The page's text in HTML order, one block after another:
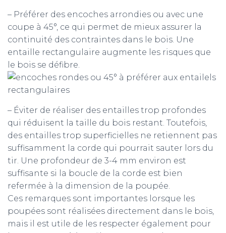
– Préférer des encoches arrondies ou avec une
coupe à 45°, ce qui permet de mieux assurer la
continuité des contraintes dans le bois. Une
entaille rectangulaire augmente les risques que
le bois se défibre.
– Éviter de réaliser des entailles trop profondes
qui réduisent la taille du bois restant. Toutefois,
des entailles trop superficielles ne retiennent pas
suffisamment la corde qui pourrait sauter lors du
tir. Une profondeur de 3-4 mm environ est
suffisante si la boucle de la corde est bien
refermée à la dimension de la poupée.
Ces remarques sont importantes lorsque les
poupées sont réalisées directement dans le bois,
mais il est utile de les respecter également pour